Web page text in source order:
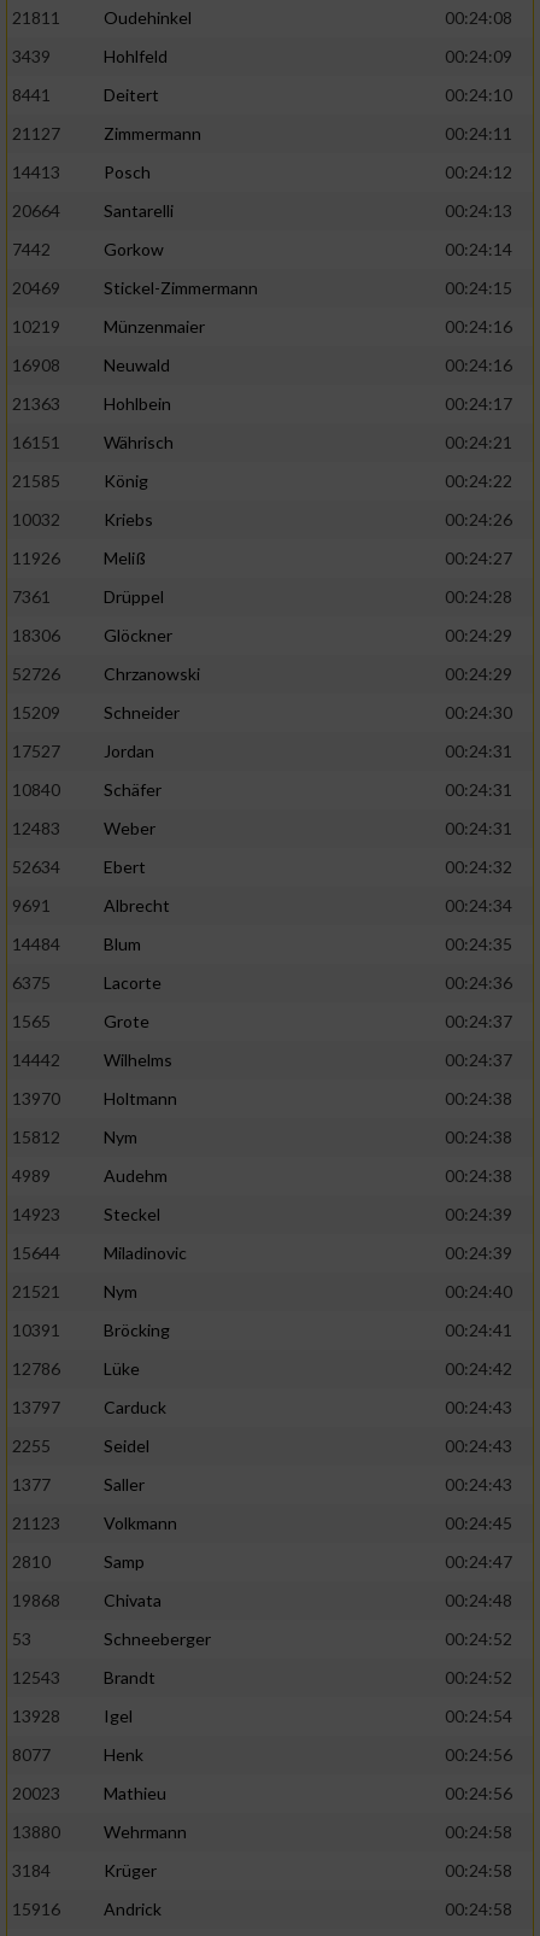
21811 Oudehinkel
00:24:08
3439
Hohlfeld
00:24:09
8441
Deitert
00:24:10
21127
Zimmermann
00:24:11
14413
Posch
00:24:12
20664
Santarelli
00:24:13
7442
Gorkow
00:24:14
20469
Stickel-Zimmermann
00:24:15
10219
Münzenmaier
00:24:16
16908
Neuwald
00:24:16
21363
Hohlbein
00:24:17
16151
Währisch
00:24:21
21585
König
00:24:22
10032
Kriebs
00:24:26
11926
Meliß
00:24:27
7361
Drüppel
00:24:28
18306
Glöckner
00:24:29
52726
Chrzanowski
00:24:29
15209
Schneider
00:24:30
17527
Jordan
00:24:31
10840
Schäfer
00:24:31
12483
Weber
00:24:31
52634
Ebert
00:24:32
9691
Albrecht
00:24:34
14484
Blum
00:24:35
6375
Lacorte
00:24:36
1565
Grote
00:24:37
14442
Wilhelms
00:24:37
13970
Holtmann
00:24:38
15812
Nym
00:24:38
4989
Audehm
00:24:38
14923
Steckel
00:24:39
15644
Miladinovic
00:24:39
21521
Nym
00:24:40
10391
Bröcking
00:24:41
12786
Lüke
00:24:42
13797
Carduck
00:24:43
2255
Seidel
00:24:43
1377
Saller
00:24:43
21123
Volkmann
00:24:45
2810
Samp
00:24:47
19868
Chivata
00:24:48
53
Schneeberger
00:24:52
12543
Brandt
00:24:52
13928
Igel
00:24:54
8077
Henk
00:24:56
20023
Mathieu
00:24:56
13880
Wehrmann
00:24:58
3184
Krüger
00:24:58
15916
Andrick
00:24:58